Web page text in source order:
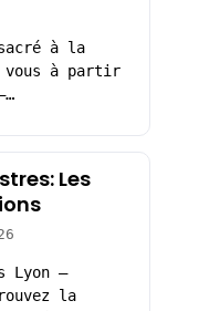
à la
vous à partir
Les
Lyon –
la